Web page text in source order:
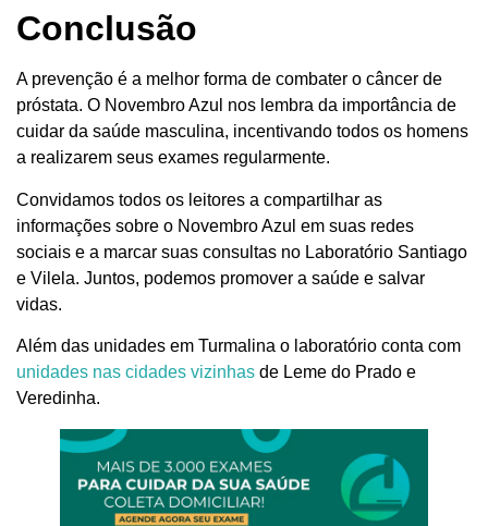
Conclusão
A prevenção é a melhor forma de combater o câncer de
próstata. O Novembro Azul nos lembra da importância de
cuidar da saúde masculina, incentivando todos os homens
a realizarem seus exames regularmente.
Convidamos todos os leitores a compartilhar as
informações sobre o Novembro Azul em suas redes
sociais e a marcar suas consultas no Laboratório Santiago
e Vilela. Juntos, podemos promover a saúde e salvar
vidas.
Além das unidades em Turmalina o laboratório conta com
unidades nas cidades vizinhas de Leme do Prado e
Veredinha.